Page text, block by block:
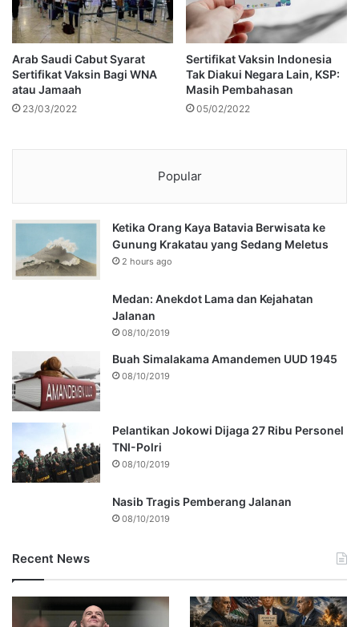
Arab Saudi Cabut Syarat
Sertifikat Vaksin Bagi WNA
atau Jamaah
23/03/2022
Sertifikat Vaksin Indonesia
Tak Diakui Negara Lain, KSP:
Masih Pembahasan
05/02/2022
Popular
Ketika Orang Kaya Batavia Berwisata ke
Gunung Krakatau yang Sedang Meletus
2 hours ago
Medan: Anekdot Lama dan Kejahatan
Jalanan
08/10/2019
Buah Simalakama Amandemen UUD 1945
08/10/2019
Pelantikan Jokowi Dijaga 27 Ribu Personel
TNI-Polri
08/10/2019
Nasib Tragis Pemberang Jalanan
08/10/2019
Recent News